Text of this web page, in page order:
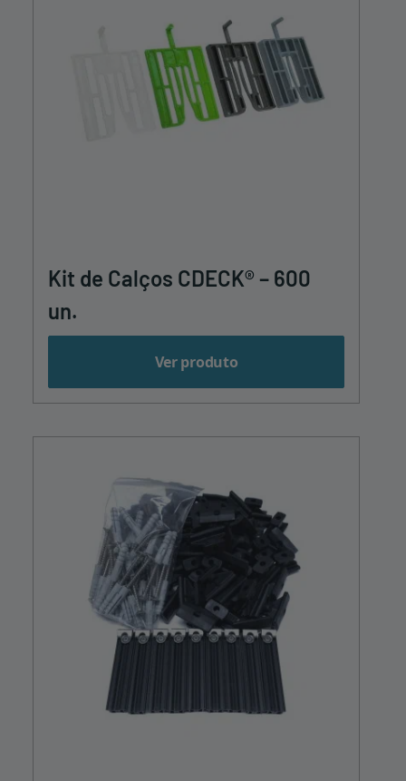
Kit de Calços CDECK® – 600
un.
Ver produto